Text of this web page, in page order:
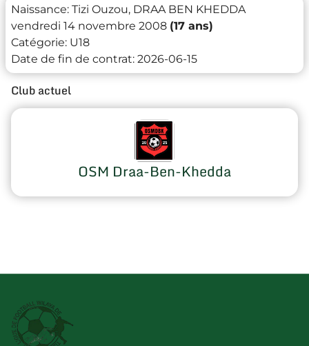
Naissance: Tizi Ouzou, DRAA BEN KHEDDA
vendredi 14 novembre 2008 (17 ans)
Catégorie: U18
Date de fin de contrat: 2026-06-15
Club actuel
OSM Draa-Ben-Khedda